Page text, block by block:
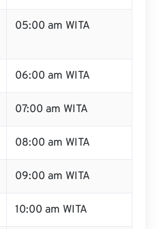
05:00 am WITA
06:00 am WITA
07:00 am WITA
08:00 am WITA
09:00 am WITA
10:00 am WITA